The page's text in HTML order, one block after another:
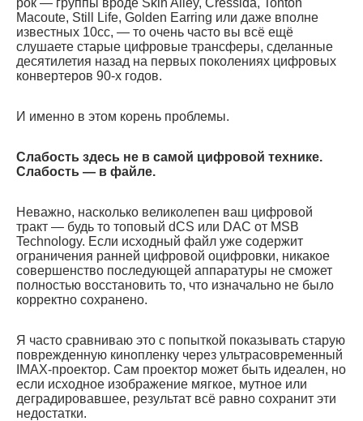
рок — группы вроде Skin Alley, Cressida, Tonton
Macoute, Still Life, Golden Earring или даже вполне
известных 10cc, — то очень часто вы всё ещё
слушаете старые цифровые трансферы, сделанные
десятилетия назад на первых поколениях цифровых
конвертеров 90-х годов.
И именно в этом корень проблемы.
Слабость здесь не в самой цифровой технике.
Слабость — в файле.
Неважно, насколько великолепен ваш цифровой
тракт — будь то топовый dCS или DAC от MSB
Technology. Если исходный файл уже содержит
ограничения ранней цифровой оцифровки, никакое
совершенство последующей аппаратуры не сможет
полностью восстановить то, что изначально не было
корректно сохранено.
Я часто сравниваю это с попыткой показывать старую
поврежденную кинопленку через ультрасовременный
IMAX-проектор. Сам проектор может быть идеален, но
если исходное изображение мягкое, мутное или
деградировавшее, результат всё равно сохранит эти
недостатки.